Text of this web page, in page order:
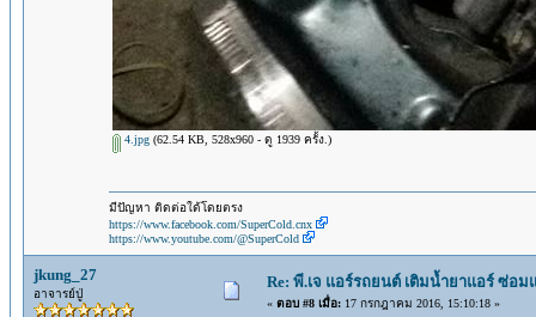
4.jpg (62.54 KB, 528x960 - ดู 1939 ครั้ง.)
มีปัญหา ติดต่อใด้โดยตรง
https://www.facebook.com/SuperCold.cnx
https://www.youtube.com/@SuperCold
jkung_27
อาจารย์ปู่
Re: พี.เจ แอร์รถยนต์ เติมน้ำยาแอร์ ซ่อ
« ตอบ #8 เมื่อ: 17 กรกฎาคม 2016, 15:10:18 »